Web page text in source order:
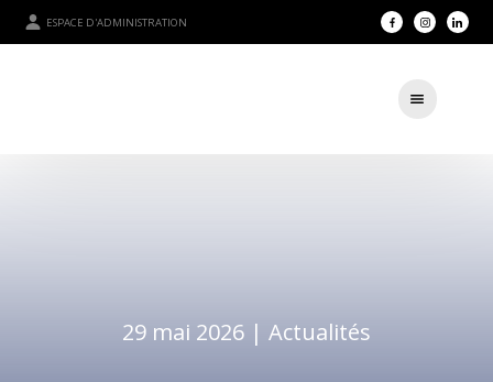
ESPACE D'ADMINISTRATION
29 mai 2026 | Actualités